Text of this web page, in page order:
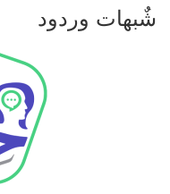
شٌبهات وردود